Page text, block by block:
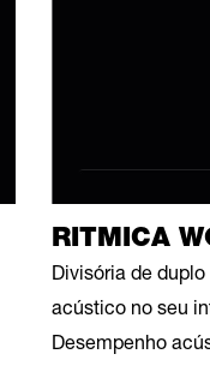
RITMICA
Divisória de
acústico no seu
Desempenho